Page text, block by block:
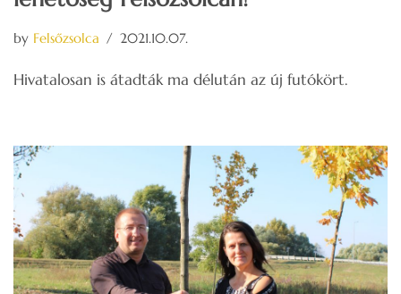
by Felsőzsolca 2021.10.07.
Hivatalosan is átadták ma délután az új futókört.